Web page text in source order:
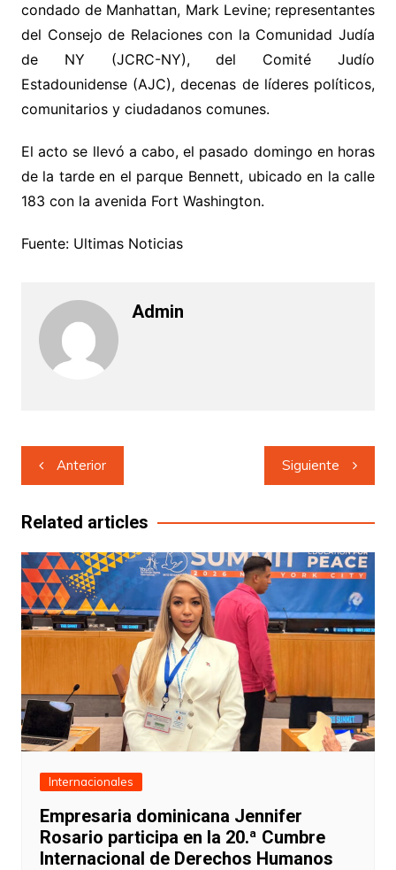
condado de Manhattan, Mark Levine; representantes
del Consejo de Relaciones con la Comunidad Judía
de NY (JCRC-NY), del Comité Judío
Estadounidense (AJC), decenas de líderes políticos,
comunitarios y ciudadanos comunes.
El acto se llevó a cabo, el pasado domingo en horas
de la tarde en el parque Bennett, ubicado en la calle
183 con la avenida Fort Washington.
Fuente: Ultimas Noticias
Admin
Navegación
de
entradas
Anterior Siguiente
Related articles
Internacionales
Empresaria dominicana Jennifer
Rosario participa en la 20.ª Cumbre
Internacional de Derechos Humanos